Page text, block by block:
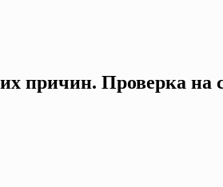
причин. Проверка на